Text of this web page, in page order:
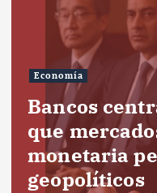
Economía
Bancos
que
monetaria
geopolíticos